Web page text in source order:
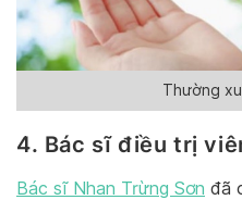
Thường
4. Bác sĩ điều trị
Bác sĩ Nhan Trừng Sơn đã